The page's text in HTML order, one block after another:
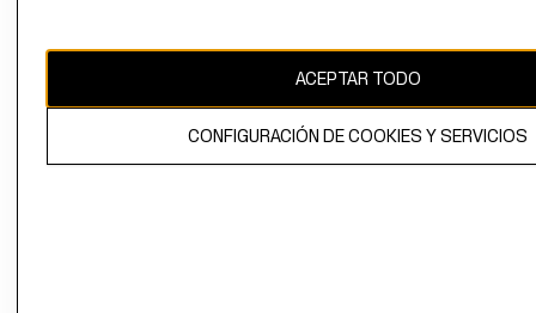
El contenido de esta página web está protegido por copyright y es
ACEPTAR TODO
CONFIGURACIÓN DE COOKIES Y SERVICIOS